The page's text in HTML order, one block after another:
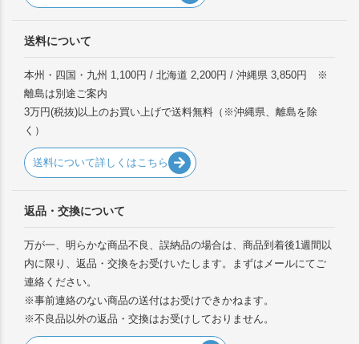
送料について
本州・四国・九州 1,100円 / 北海道 2,200円 / 沖縄県 3,850円 ※
離島は別途ご案内
3万円(税抜)以上のお買い上げで送料無料（※沖縄県、離島を除
く）
送料について詳しくはこちら
返品・交換について
万が一、明らかな商品不良、誤納品の場合は、商品到着後1週間以
内に限り、返品・交換をお受けいたします。まずはメールにてご
連絡ください。
※事前連絡のない商品の送付はお受けできかねます。
※不良品以外の返品・交換はお受けしておりません。